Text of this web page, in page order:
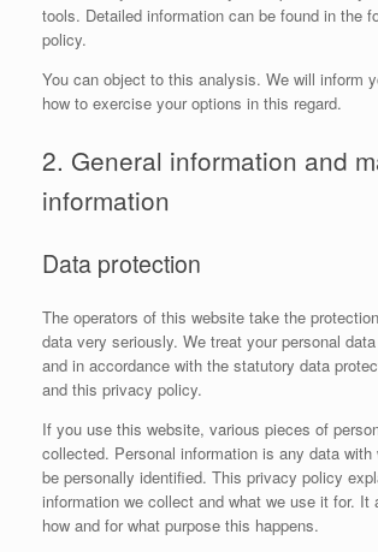
tools. Detailed information can be found in the
policy.
You can object to this analysis. We will inform
how to exercise your options in this regard.
2. General information and
information
Data protection
The operators of this website take the
data very seriously. We treat your personal
and in accordance with the statutory data
and this privacy policy.
If you use this website, various pieces of
collected. Personal information is any data
be personally identified. This privacy policy
information we collect and what we use it for. It
how and for what purpose this happens.